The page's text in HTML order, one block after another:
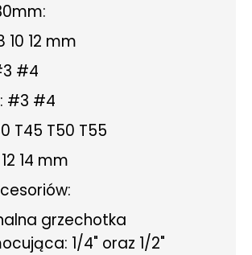
10 12 mm
#4
#3 #4
T45 T50 T55
14 mm
grzechotka
1/4" oraz 1/2"